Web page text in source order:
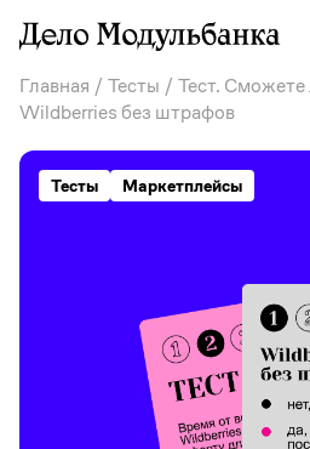
Главная / Тесты / Тест. Сможете
Wildberries без штрафов
Тесты Маркетплейсы